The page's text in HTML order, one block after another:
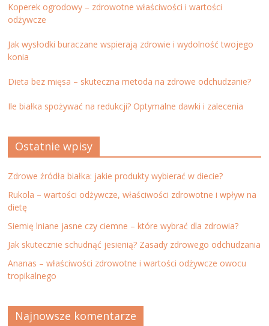
Koperek ogrodowy – zdrowotne właściwości i wartości
odżywcze
Jak wysłodki buraczane wspierają zdrowie i wydolność twojego
konia
Dieta bez mięsa – skuteczna metoda na zdrowe odchudzanie?
Ile białka spożywać na redukcji? Optymalne dawki i zalecenia
Ostatnie wpisy
Zdrowe źródła białka: jakie produkty wybierać w diecie?
Rukola – wartości odżywcze, właściwości zdrowotne i wpływ na
dietę
Siemię lniane jasne czy ciemne – które wybrać dla zdrowia?
Jak skutecznie schudnąć jesienią? Zasady zdrowego odchudzania
Ananas – właściwości zdrowotne i wartości odżywcze owocu
tropikalnego
Najnowsze komentarze